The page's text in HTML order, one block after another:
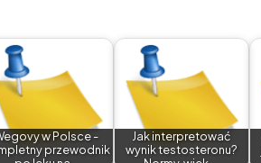
w Polsce -
przewodnik
Jak interpretować
wynik testosteronu?